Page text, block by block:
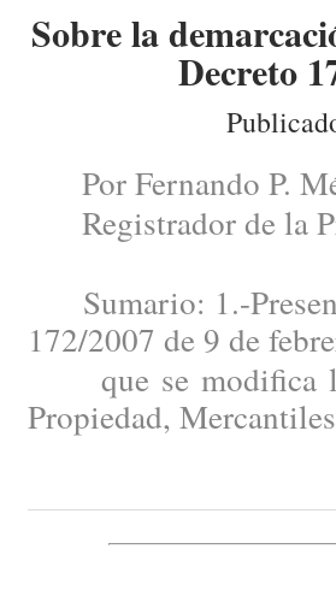
Sobre la
Decreto
Por Fernando P.
Registrador de la
Sumario: 1.-
172/2007 de 9 de
que se modifica la
Propiedad,